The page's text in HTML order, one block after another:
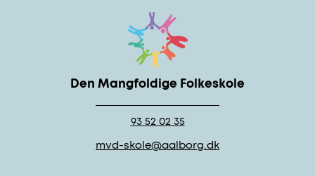
Den Mangfoldige Folkeskole
93 52 02 35
mvd-skole@aalborg.dk